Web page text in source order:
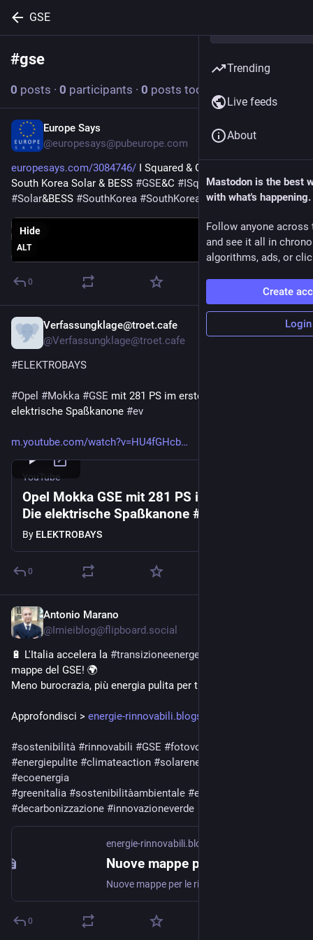
GSE
#gse
0 posts · 0 participants · 0 posts today
Europe Says
@europesays@pubeurope.com
europesays.com/3084746/ I Squared & GS E&C partner for
South Korea Solar & BESS #GSE&C #ISquaredCapital
#Solar&BESS #SouthKorea #SouthKorea
ALT
Hide
0
Nov 18, 2025
Verfassungklage@troet.cafe
@Verfassungklage@troet.cafe
#ELEKTROBAYS
#Opel #Mokka #GSE mit 281 PS im ersten Test. Die
elektrische Spaßkanone #ev
m.youtube.com/watch?v=HU4fGHcb
YouTube
Opel Mokka GSE mit 281 PS im ersten Test.
Die elektrische Spaßkanone #ev
By ELEKTROBAYS
0
Antonio Marano
@Imieiblog@flipboard.social
🔋 L'Italia accelera la #transizioneenergetica
mappe del GSE! 🌍
Meno burocrazia, più energia pulita per tutti! ⚡
Approfondisci > energie-rinnovabili.blogspot.c
#sostenibilità #rinnovabili #GSE #fotovoltaico
#energiepulite #climateaction #solarenergy
#ecoenergia
#greenitalia #sostenibilitàambientale #energiasostenibile
#decarbonizzazione #innovazioneverde
energie-rinnovabili.blogspot.com
0
Trending
Live feeds
About
Mastodon is the best
with what's happening.
Follow anyone across
and see it all in
algorithms, ads, or
Create
Login